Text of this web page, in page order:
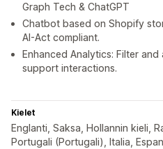
Graph Tech & ChatGPT
Chatbot based on Shopify
AI-Act compliant.
Enhanced Analytics: Filter
support interactions.
Kielet
Englanti, Saksa, Hollannin kieli,
Portugali (Portugali), Italia,